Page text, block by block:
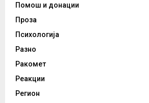
Помош и донации
Проза
Психологија
Разно
Ракомет
Реакции
Регион